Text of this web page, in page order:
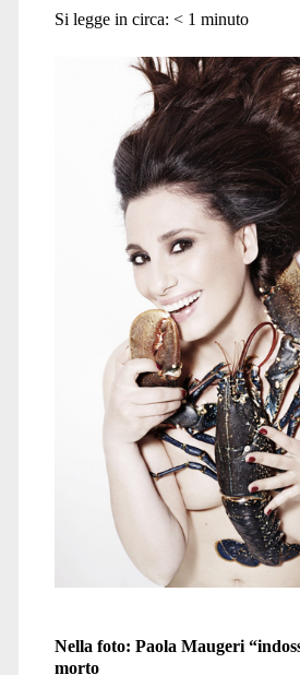
Si legge in circa: < 1 minuto
Nella foto: Paola Maugeri
morto